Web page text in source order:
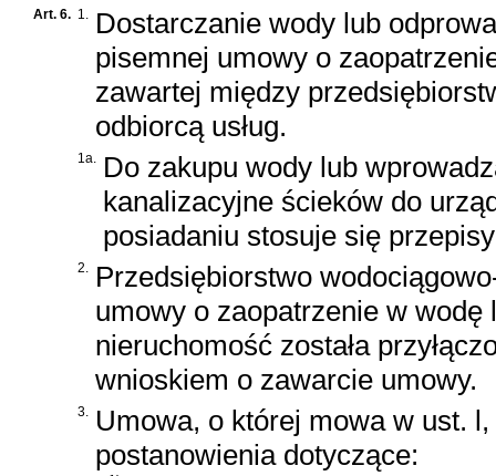
Art. 6. 1. Dostarczanie wody lub
pisemnej umowy o
zawartej między
odbiorcą usług.
1a. Do zakupu wody lub
kanalizacyjne ścieków do
posiadaniu stosuje się
2. Przedsiębiorstwo
umowy o zaopatrzenie w
nieruchomość została
wnioskiem o zawarcie umowy.
3. Umowa, o której mowa w ust.
postanowienia dotyczące: